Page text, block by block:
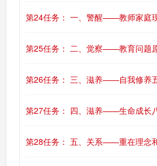
第24任务： 一、警醒——教师家庭
第25任务： 二、觉察——教育问题
第26任务： 三、滋养——自我修养
第27任务： 四、滋养——生命成长
第28任务： 五、关系——重在理念